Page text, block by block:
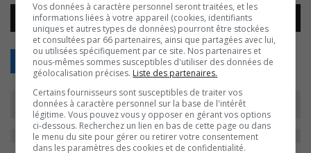
Lecteur
audio
00:00
Retour
Vos données à caractère personnel seront traitées, et les
informations liées à votre appareil (cookies, identifiants
uniques et autres types de données) pourront être stockées
et consultées par 66 partenaires, ainsi que partagées avec lui,
ou utilisées spécifiquement par ce site. Nos partenaires et
nous-mêmes sommes susceptibles d'utiliser des données de
géolocalisation précises. Liste des partenaires.
Certains fournisseurs sont susceptibles de traiter vos
données à caractère personnel sur la base de l'intérêt
légitime. Vous pouvez vous y opposer en gérant vos options
ci-dessous. Recherchez un lien en bas de cette page ou dans
le menu du site pour gérer ou retirer votre consentement
dans les paramètres des cookies et de confidentialité.